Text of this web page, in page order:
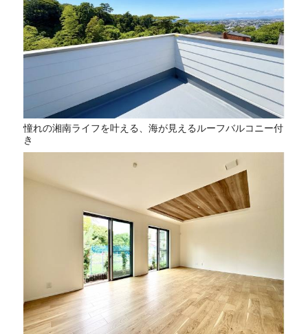
憧れの湘南ライフを叶える、海が見えるルーフバルコニー付
き